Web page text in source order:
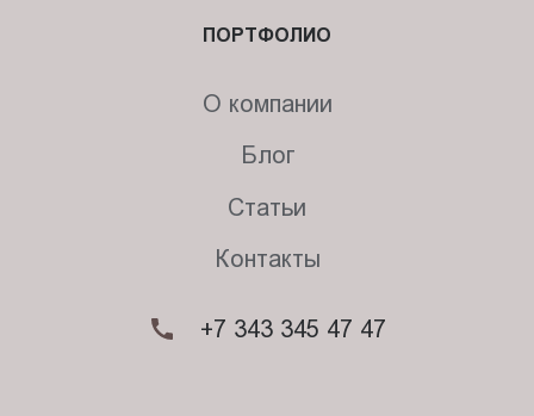
ПОРТФОЛИО
О компании
Блог
Статьи
Контакты
+7 343 345 47 47